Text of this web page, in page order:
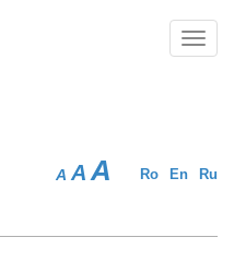
Ro En Ru
A A A